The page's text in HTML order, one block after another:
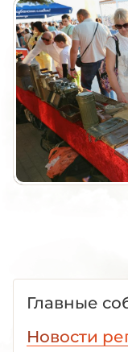
Главные
Новости